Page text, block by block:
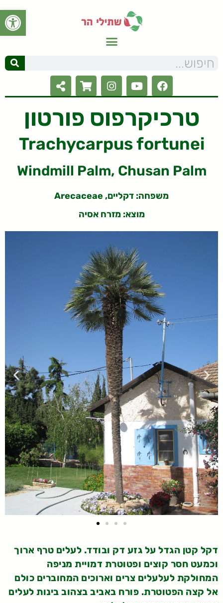
פתח
טרכיקרפוס פורטון
Trachycarpus fortunei
Windmill Palm, Chusan Palm
משפחה: דקליים, Arecaceae
מוצא: מזרח אסיה
דקל קטן הגדל על גזע דק ובודד. לעלים טרף ארוך
וכמעט חסר קוצים ופטוטרת דמויית מניפה
המחולקת לעלעלים צרים וארוכים המחוברים כולם
אל קצה הפטוטרת. פורח באביב בצהוב בינות לעלים